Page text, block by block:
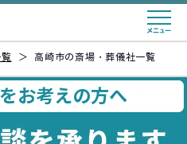
＞ 高崎市の斎場・葬儀社一覧
お考えの方へ